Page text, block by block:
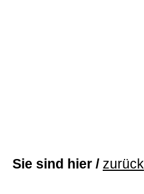
Sie sind hier / zurück